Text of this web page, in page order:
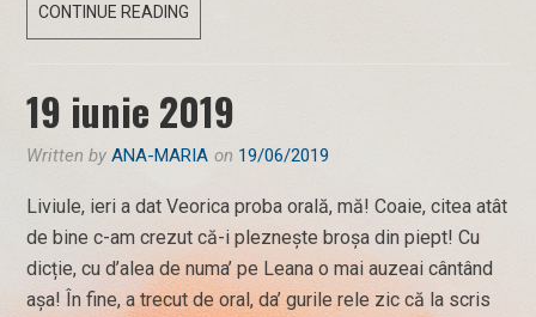
CONTINUE READING
LA
19 iunie 2019
Written byANA-MARIA on 19/06/2019
Liviule, ieri a dat Veorica proba orală, mă! Coaie, citea atât
de bine c-am crezut că-i pleznește broșa din piept! Cu
dicție, cu d’alea de numa’ pe Leana o mai auzeai cântând
așa! În fine, a trecut de oral, da’ gurile rele zic că la scris